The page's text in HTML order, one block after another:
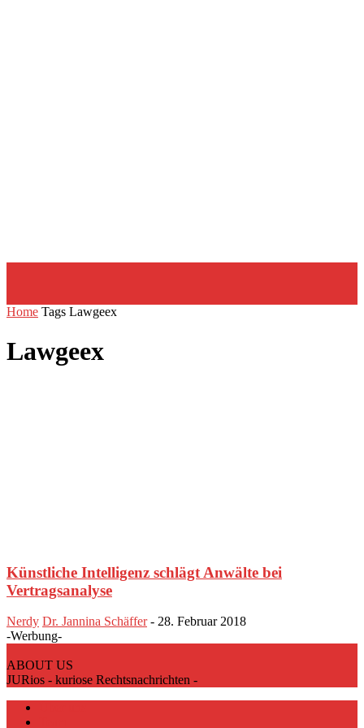
Home Tags Lawgeex
Lawgeex
Künstliche Intelligenz schlägt Anwälte bei
Vertragsanalyse
Nerdy Dr. Jannina Schäffer - 28. Februar 2018
-Werbung-
ABOUT US
JURios - kuriose Rechtsnachrichten -